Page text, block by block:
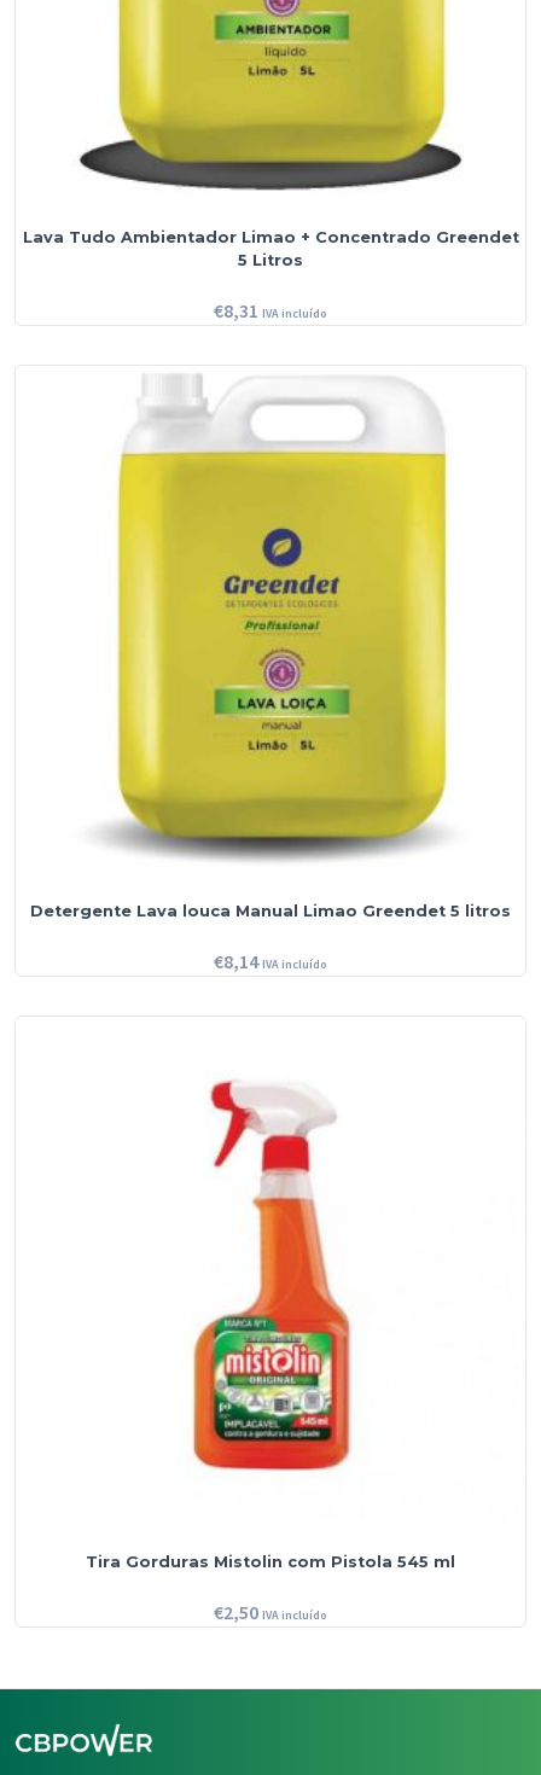
Lava Tudo Ambientador Limao + Concentrado Greendet
5 Litros
€8,31 IVA incluído
Detergente Lava louca Manual Limao Greendet 5 litros
€8,14 IVA incluído
Tira Gorduras Mistolin com Pistola 545 ml
€2,50 IVA incluído